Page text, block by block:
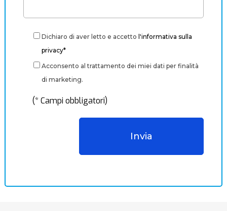
Dichiaro di aver letto e accetto l'informativa sulla
privacy*
Acconsento al trattamento dei miei dati per finalità
di marketing.
(* Campi obbligatori)